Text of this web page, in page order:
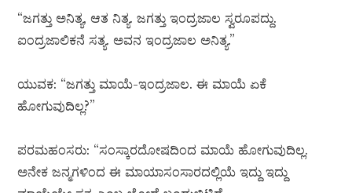
“ಜಗತ್ತು ಅನಿತ್ಯ, ಆತ ನಿತ್ಯ. ಜಗತ್ತು ಇಂದ್ರಜಾಲ ಸ್ವರೂಪದ್ದು.
ಐಂದ್ರಜಾಲಿಕನೆ ಸತ್ಯ. ಅವನ ಇಂದ್ರಜಾಲ ಅನಿತ್ಯ.”
ಯುವಕ: “ಜಗತ್ತು ಮಾಯೆ-ಇಂದ್ರಜಾಲ. ಈ ಮಾಯೆ ಏಕೆ
ಹೋಗುವುದಿಲ್ಲ?”
ಪರಮಹಂಸರು: “ಸಂಸ್ಕಾರದೋಷದಿಂದ ಮಾಯೆ ಹೋಗುವುದಿಲ್ಲ.
ಅನೇಕ ಜನ್ಮಗಳಿಂದ ಈ ಮಾಯಾಸಂಸಾರದಲ್ಲಿಯೆ ಇದ್ದು ಇದ್ದು